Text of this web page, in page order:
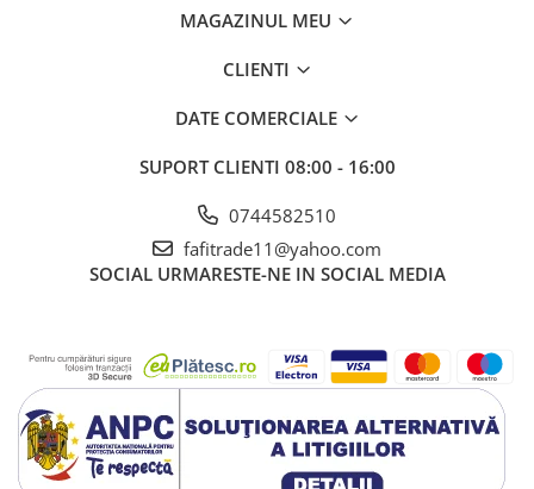
MAGAZINUL MEU
CLIENTI
DATE COMERCIALE
SUPORT CLIENTI 08:00 - 16:00
0744582510
fafitrade11@yahoo.com
SOCIAL URMARESTE-NE IN SOCIAL MEDIA